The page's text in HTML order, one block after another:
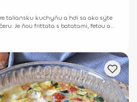
taliansku kuchyňu a hdí sa ako sýte
Je ňou frittata s batatami, fetou a